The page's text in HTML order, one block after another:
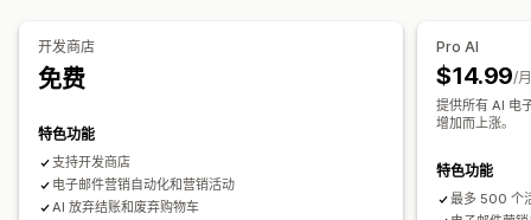
可自定义小组件
赢回电子邮件
问卷调查
自定义宣传活动
管理宣传活动
编辑器工具 模板
批量编辑 导入和导出 电子邮件域名
开发商店
免费
特色功能
支持开发商店
电子邮件营销自动化和营销活动
AI 放弃结账和废弃购物车
Pro AI
$14.99/
提供所有 AI 电
增加而上涨。
特色功能
最多 500 个